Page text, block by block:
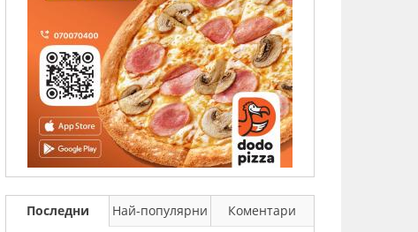
Последни Най-популярни
Коментари